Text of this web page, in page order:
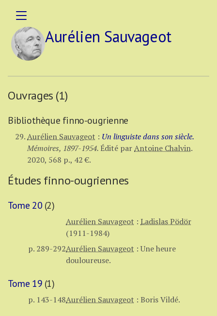
Aurélien Sauvageot
Ouvrages (1)
Bibliothèque finno-ougrienne
Aurélien Sauvageot : Un linguiste dans son siècle.
Mémoires, 1897-1954.Édité parAntoine Chalvin.
2020, 568 p., 42 €.
Études finno-ougriennes
Tome 20 (2)
Aurélien Sauvageot : Ladislas Pödör
(1911-1984)
p. 289-292Aurélien Sauvageot :Une heure
douloureuse.
Tome 19 (1)
p. 143-148Aurélien Sauvageot : Boris Vildé.